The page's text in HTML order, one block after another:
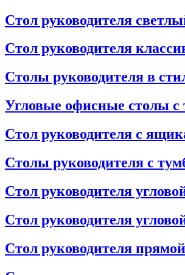
Стол руководителя
Стол руководителя
Столы руководителя в
Угловые офисные столы с
Стол руководителя с
Столы руководителя с
Стол руководителя
Стол руководителя
Стол руководителя прямой